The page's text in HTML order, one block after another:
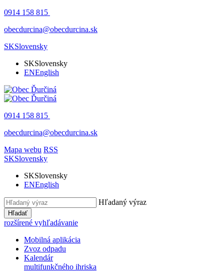
0914 158 815
obecdurcina@obecdurcina.sk
SKSlovensky
SKSlovensky
ENEnglish
0914 158 815
obecdurcina@obecdurcina.sk
Mapa webu RSS
SKSlovensky
SKSlovensky
ENEnglish
Hľadaný výraz
Hľadať
rozšírené vyhľadávanie
Mobilná aplikácia
Zvoz odpadu
Kalendár
multifunkčného ihriska